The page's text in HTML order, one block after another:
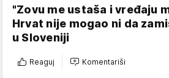
"Zovu me ustaša i vređaju
Hrvat nije mogao ni da
u Sloveniji
Reaguj Komentariši